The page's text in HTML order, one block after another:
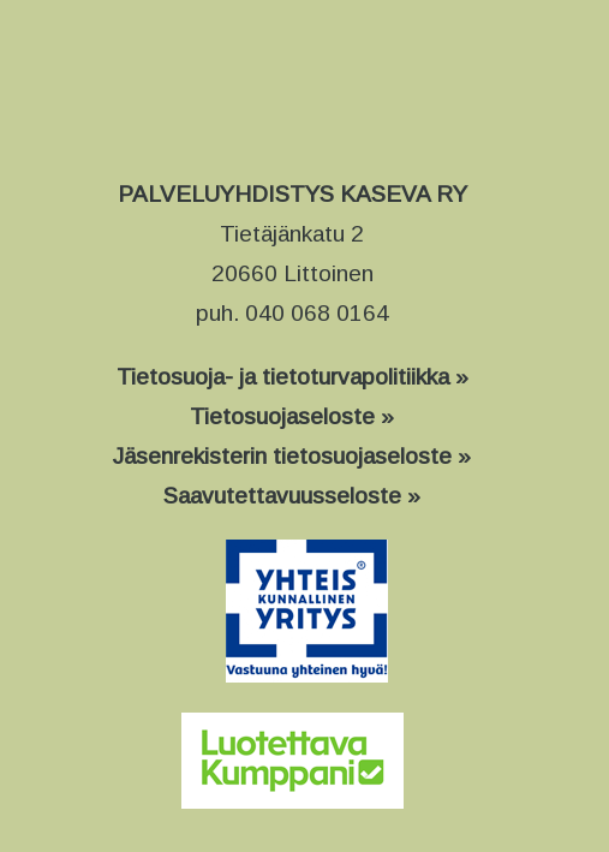
PALVELUYHDISTYS KASEVA RY
Tietäjänkatu 2
20660 Littoinen
puh. 040 068 0164
Tietosuoja- ja tietoturvapolitiikka »
Tietosuojaseloste »
Jäsenrekisterin tietosuojaseloste »
Saavutettavuusseloste »